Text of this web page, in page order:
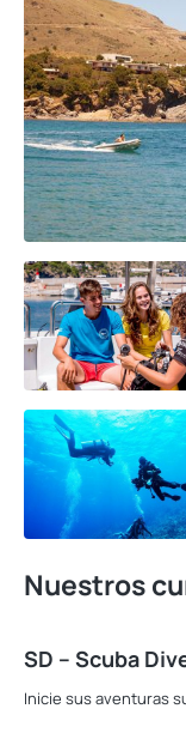
Nuestros
SD – Scuba
Inicie sus aventuras